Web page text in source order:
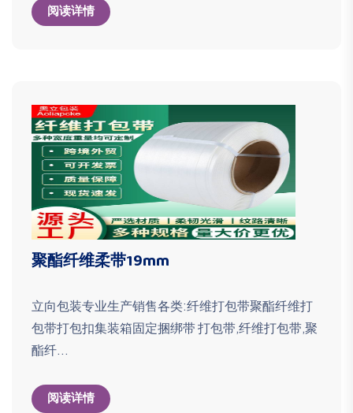
阅读详情
聚酯纤维柔带19mm
立向包装专业生产销售各类:纤维打包带聚酯纤维打
包带打包扣集装箱固定捆绑带 打包带,纤维打包带,聚
酯纤...
阅读详情